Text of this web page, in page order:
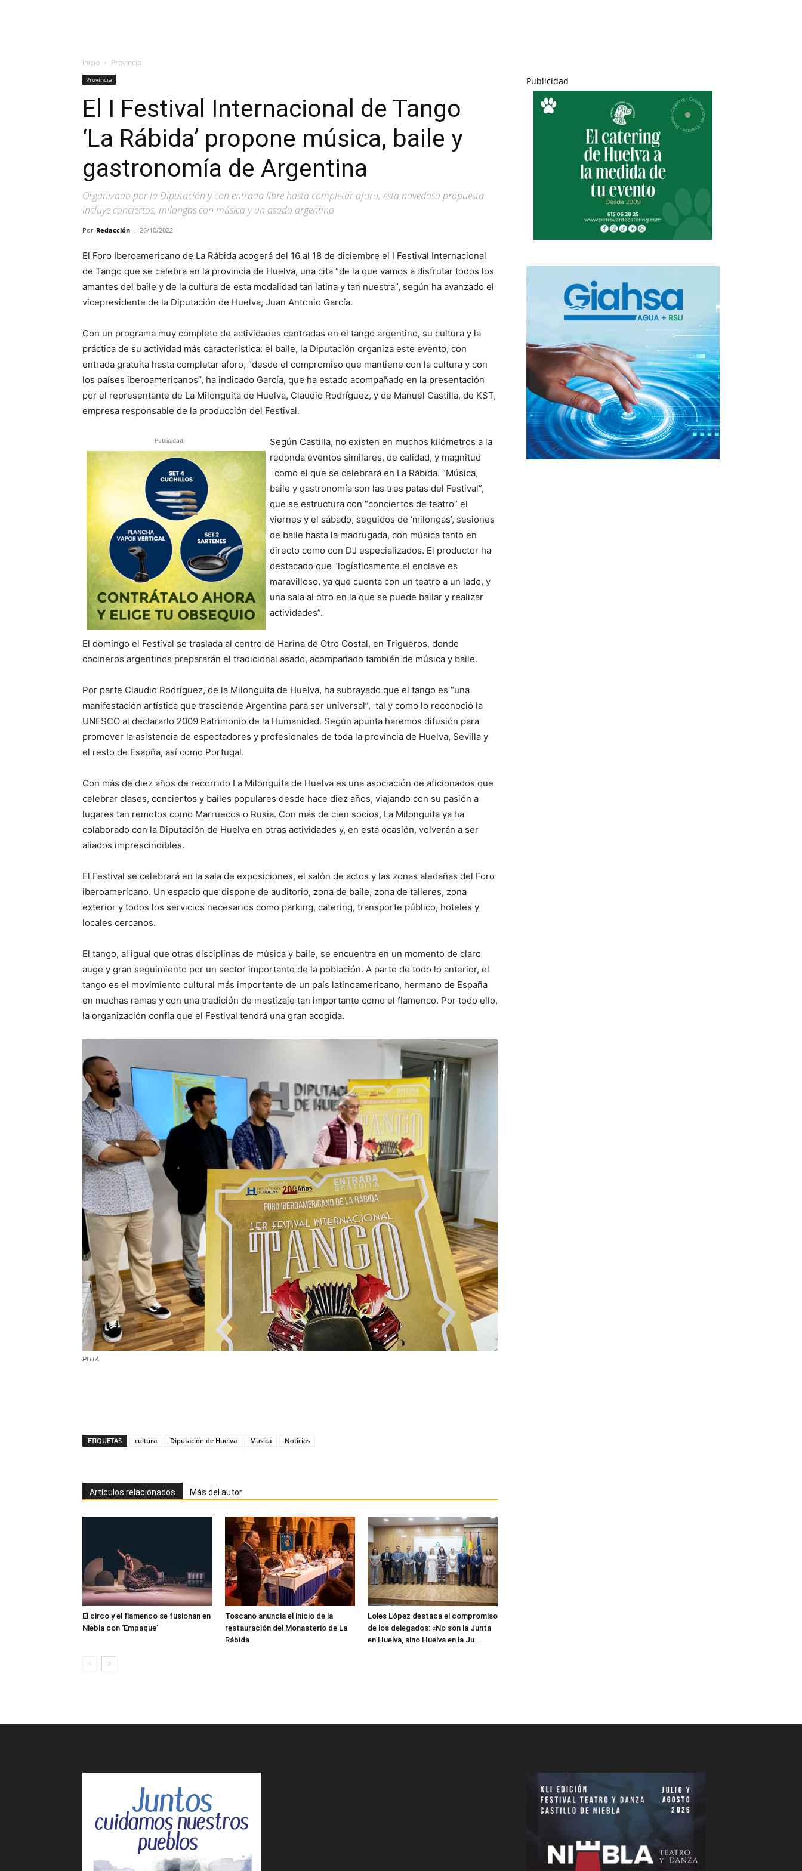
Inicio Provincia
Provincia
El I Festival Internacional de Tango
‘La Rábida’ propone música, baile y
gastronomía de Argentina
Organizado por la Diputación y con entrada libre hasta completar aforo, esta novedosa propuesta
incluye conciertos, milongas con música y un asado argentino
Por Redacción - 26/10/2022
El Foro Iberoamericano de La Rábida acogerá del 16 al 18 de diciembre el I Festival Internacional
de Tango que se celebra en la provincia de Huelva, una cita “de la que vamos a disfrutar todos los
amantes del baile y de la cultura de esta modalidad tan latina y tan nuestra”, según ha avanzado el
vicepresidente de la Diputación de Huelva, Juan Antonio García.
Con un programa muy completo de actividades centradas en el tango argentino, su cultura y la
práctica de su actividad más característica: el baile, la Diputación organiza este evento, con
entrada gratuita hasta completar aforo, “desde el compromiso que mantiene con la cultura y con
los países iberoamericanos”, ha indicado García, que ha estado acompañado en la presentación
por el representante de La Milonguita de Huelva, Claudio Rodríguez, y de Manuel Castilla, de KST,
empresa responsable de la producción del Festival.
Publicidad.
Según Castilla, no existen en muchos kilómetros a la
redonda eventos similares, de calidad, y magnitud
como el que se celebrará en La Rábida. “Música,
baile y gastronomía son las tres patas del Festival”,
que se estructura con “conciertos de teatro” el
viernes y el sábado, seguidos de ‘milongas’, sesiones
de baile hasta la madrugada, con música tanto en
directo como con DJ especializados. El productor ha
destacado que “logísticamente el enclave es
maravilloso, ya que cuenta con un teatro a un lado, y
una sala al otro en la que se puede bailar y realizar
actividades”.
El domingo el Festival se traslada al centro de Harina de Otro Costal, en Trigueros, donde
cocineros argentinos prepararán el tradicional asado, acompañado también de música y baile.
Por parte Claudio Rodríguez, de la Milonguita de Huelva, ha subrayado que el tango es “una
manifestación artística que trasciende Argentina para ser universal”, tal y como lo reconoció la
UNESCO al declararlo 2009 Patrimonio de la Humanidad. Según apunta haremos difusión para
promover la asistencia de espectadores y profesionales de toda la provincia de Huelva, Sevilla y
el resto de Esapña, así como Portugal.
Con más de diez años de recorrido La Milonguita de Huelva es una asociación de aficionados que
celebrar clases, conciertos y bailes populares desde hace diez años, viajando con su pasión a
lugares tan remotos como Marruecos o Rusia. Con más de cien socios, La Milonguita ya ha
colaborado con la Diputación de Huelva en otras actividades y, en esta ocasión, volverán a ser
aliados imprescindibles.
El Festival se celebrará en la sala de exposiciones, el salón de actos y las zonas aledañas del Foro
iberoamericano. Un espacio que dispone de auditorio, zona de baile, zona de talleres, zona
exterior y todos los servicios necesarios como parking, catering, transporte público, hoteles y
locales cercanos.
El tango, al igual que otras disciplinas de música y baile, se encuentra en un momento de claro
auge y gran seguimiento por un sector importante de la población. A parte de todo lo anterior, el
tango es el movimiento cultural más importante de un país latinoamericano, hermano de España
en muchas ramas y con una tradición de mestizaje tan importante como el flamenco. Por todo ello,
la organización confía que el Festival tendrá una gran acogida.
PUTA
ETIQUETAS cultura Diputación de Huelva Música Noticias
Artículos relacionados Más del autor
El circo y el flamenco se fusionan en
Niebla con ‘Empaque’
Toscano anuncia el inicio de la
restauración del Monasterio de La
Rábida
Loles López destaca el compromiso
de los delegados: «No son la Junta
en Huelva, sino Huelva en la Ju...
Publicidad